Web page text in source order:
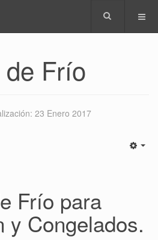
Frío
23 Enero 2017
Frío para
y Congelados.